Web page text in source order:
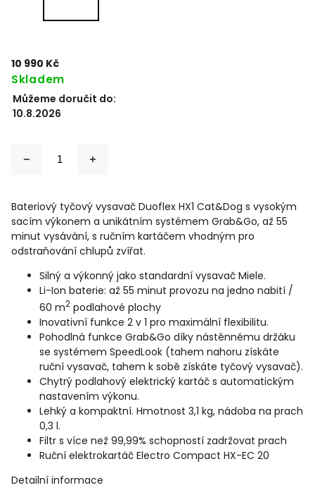
10 990 Kč
Skladem
Můžeme doručit do:
10.8.2026
Bateriový tyčový vysavač Duoflex HX1 Cat&Dog s vysokým
sacím výkonem a unikátním systémem Grab&Go, až 55
minut vysávání, s ručním kartáčem vhodným pro
odstraňování chlupů zvířat.
Silný a výkonný jako standardní vysavač Miele.
Li-Ion baterie: až 55 minut provozu na jedno nabití /
60 m2 podlahové plochy
Inovativní funkce 2 v 1 pro maximální flexibilitu.
Pohodlná funkce Grab&Go díky nástěnnému držáku
se systémem SpeedLook (tahem nahoru získáte
ruční vysavač, tahem k sobě získáte tyčový vysavač).
Chytrý podlahový elektrický kartáč s automatickým
nastavením výkonu.
Lehký a kompaktní. Hmotnost 3,1 kg, nádoba na prach
0,3 l.
Filtr s více než 99,99% schopností zadržovat prach
Ruční elektrokartáč Electro Compact HX-EC 20
Detailní informace